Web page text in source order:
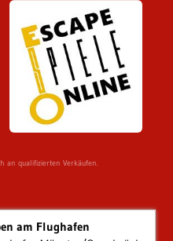
an qualifizierten Verkäufen.
am Flughafen